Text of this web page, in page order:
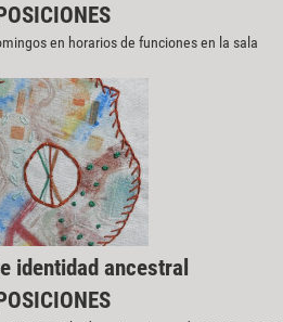
en horarios de funciones en la sala
identidad ancestral